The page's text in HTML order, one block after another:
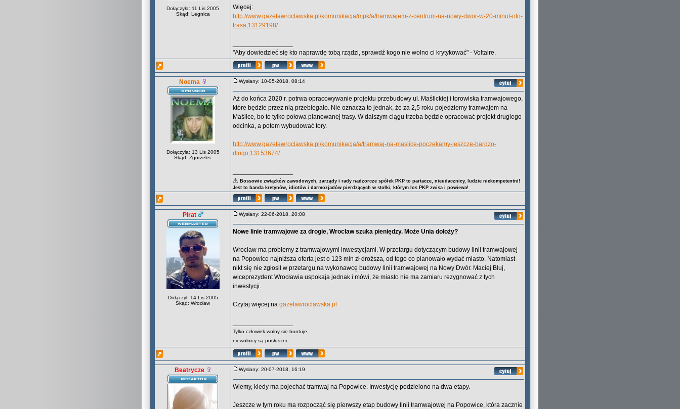
Dołączyła: 11 Lis 2005
Skąd: Legnica
Więcej:
http://www.gazetawroclawska.pl/komunikacja/mpk/a/tramwajem-z-centrum-na-nowy-dwor-w-20-minut-oto-
trasa,13129198/
"Aby dowiedzieć się kto naprawdę tobą rządzi, sprawdź kogo nie wolno ci krytykować" - Voltaire.
Noema
Dołączyła: 13 Lis 2005
Skąd: Zgorzelec
Wysłany: 10-05-2018, 08:14
Aż do końca 2020 r. potrwa opracowywanie projektu przebudowy ul. Maślickiej i torowiska tramwajowego,
które będzie przez nią przebiegało. Nie oznacza to jednak, że za 2,5 roku pojedziemy tramwajem na
Maślice, bo to tylko połowa planowanej trasy. W dalszym ciągu trzeba będzie opracować projekt drugiego
odcinka, a potem wybudować tory.
http://www.gazetawroclawska.pl/komunikacja/a/tramwaj-na-maslice-poczekamy-jeszcze-bardzo-
dlugo,13153674/
⚠ Bossowie związków zawodowych, zarządy i rady nadzorcze spółek PKP to partacze, nieudacznicy, ludzie niekompetentni!
Jest to banda kretynów, idiotów i darmozjadów pierdzących w stołki, którym los PKP zwisa i powiewa!
Pirat
Dołączył: 14 Lis 2005
Skąd: Wrocław
Wysłany: 22-06-2018, 20:08
Nowe linie tramwajowe za drogie, Wrocław szuka pieniędzy. Może Unia dołoży?
Wrocław ma problemy z tramwajowymi inwestycjami. W przetargu dotyczącym budowy linii tramwajowej
na Popowice najniższa oferta jest o 123 mln zł droższa, od tego co planowało wydać miasto. Natomiast
nikt się nie zgłosił w przetargu na wykonawcę budowy linii tramwajowej na Nowy Dwór. Maciej Bluj,
wiceprezydent Wrocławia uspokaja jednak i mówi, że miasto nie ma zamiaru rezygnować z tych
inwestycji.
Czytaj więcej na gazetawroclawska.pl
Tylko człowiek wolny się buntuje,
niewolnicy są posłuszni.
Beatrycze Wysłany: 20-07-2018, 16:19
Wiemy, kiedy ma pojechać tramwaj na Popowice. Inwestycję podzielono na dwa etapy.
Jeszcze w tym roku ma rozpocząć się pierwszy etap budowy linii tramwajowej na Popowice, która zacznie